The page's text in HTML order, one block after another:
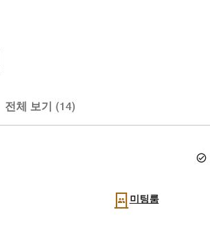
전체 보기 (14)
미팅룸